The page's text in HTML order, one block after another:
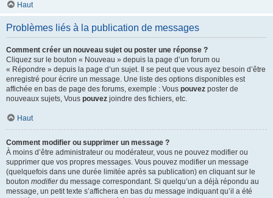
Haut
Problèmes liés à la publication de messages
Comment créer un nouveau sujet ou poster une réponse ?
Cliquez sur le bouton « Nouveau » depuis la page d’un forum ou
« Répondre » depuis la page d’un sujet. Il se peut que vous ayez besoin d’être
enregistré pour écrire un message. Une liste des options disponibles est
affichée en bas de page des forums, exemple : Vous pouvez poster de
nouveaux sujets, Vous pouvez joindre des fichiers, etc.
Haut
Comment modifier ou supprimer un message ?
À moins d’être administrateur ou modérateur, vous ne pouvez modifier ou
supprimer que vos propres messages. Vous pouvez modifier un message
(quelquefois dans une durée limitée après sa publication) en cliquant sur le
bouton modifierdu message correspondant. Si quelqu’un a déjà répondu au
message, un petit texte s’affichera en bas du message indiquant qu’il a été